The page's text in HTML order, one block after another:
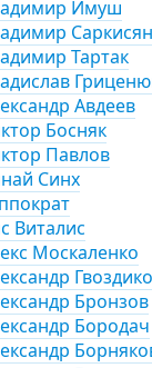
Имуш
Саркисян
Тартак
Aвдеев
Босняк
Павлов
Синх
Виталис
Москаленко
Бронзов
Бородач